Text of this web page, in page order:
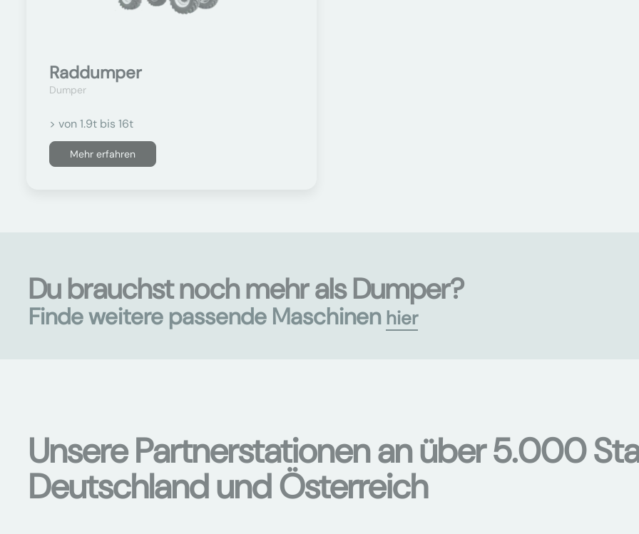
Raddumper
Dumper
> von 1.9t bis 16t
Mehr erfahren
Du brauchst noch mehr als Dumper?
Finde weitere passende Maschinen hier
Unsere Partnerstationen an über 5.000
Deutschland und Österreich